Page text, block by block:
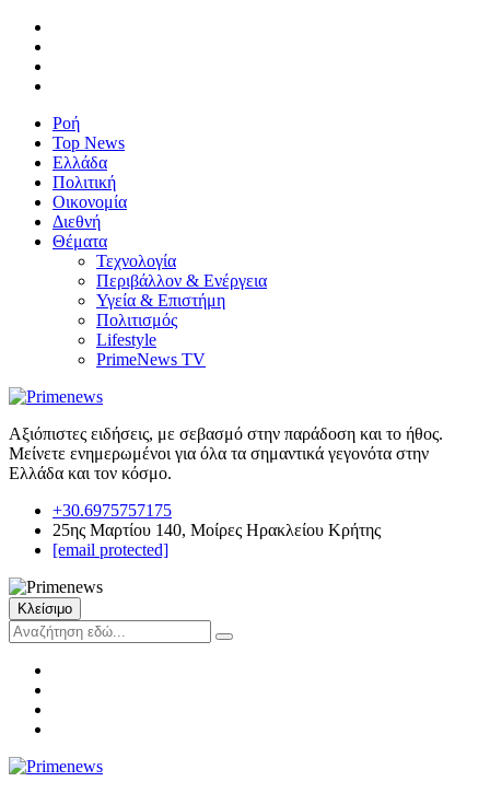
Ροή
Top News
Ελλάδα
Πολιτική
Οικονομία
Διεθνή
Θέματα
Τεχνολογία
Περιβάλλον & Ενέργεια
Υγεία & Επιστήμη
Πολιτισμός
Lifestyle
PrimeNews TV
Αξιόπιστες ειδήσεις, με σεβασμό στην παράδοση και το ήθος.
Μείνετε ενημερωμένοι για όλα τα σημαντικά γεγονότα στην
Ελλάδα και τον κόσμο.
+30.6975757175
25ης Μαρτίου 140, Μοίρες Ηρακλείου Κρήτης
[email protected]
Κλείσιμο